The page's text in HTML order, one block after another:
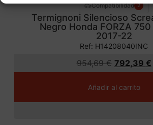
Compatibilidad 2
Termignoni Silencioso
Negro Honda FORZA
2017-22
Ref: H14208040INC
954,69€ 792,39 €
Añadir al carrito